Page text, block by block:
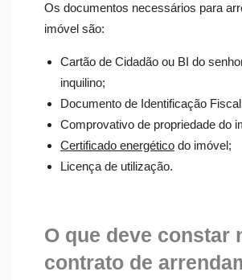
Os documentos necessários para
imóvel são:
Cartão de Cidadão ou BI do
inquilino;
Documento de Identificação
Comprovativo de propriedade do
Certificado energético do imóvel;
Licença de utilização.
O que deve constar
contrato de